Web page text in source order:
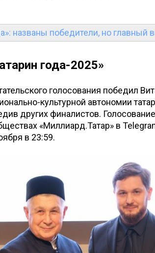
названы победители, но
года-2025»
голосования победил
культурной автономии
других финалистов.
«Миллиард.Татар» в
в 23:59.